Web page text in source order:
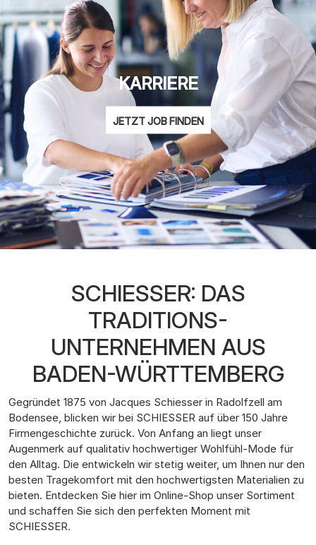
KARRIERE
JETZT JOB FINDEN
SCHIESSER: DAS
TRADITIONS-
UNTERNEHMEN AUS
BADEN-WÜRTTEMBERG
Gegründet 1875 von Jacques Schiesser in Radolfzell am
Bodensee, blicken wir bei SCHIESSER auf über 150 Jahre
Firmengeschichte zurück. Von Anfang an liegt unser
Augenmerk auf qualitativ hochwertiger Wohlfühl-Mode für
den Alltag. Die entwickeln wir stetig weiter, um Ihnen nur den
besten Tragekomfort mit den hochwertigsten Materialien zu
bieten. Entdecken Sie hier im Online-Shop unser Sortiment
und schaffen Sie sich den perfekten Moment mit
SCHIESSER.